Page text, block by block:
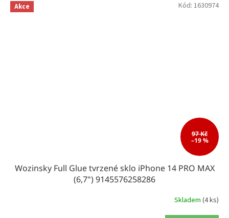
Akce
97 Kč
–19 %
Wozinsky Full Glue tvrzené sklo iPhone 14 PRO MAX
(6,7") 9145576258286
Skladem (4 ks)
Kód: 1630974